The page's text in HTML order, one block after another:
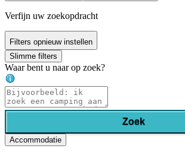
Verfijn uw zoekopdracht
Filters opnieuw instellen
Slimme filters
Waar bent u naar op zoek?
Zoek
Accommodatie